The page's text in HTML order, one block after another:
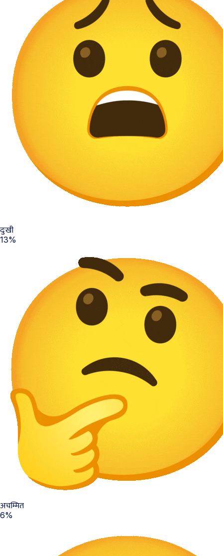
दुःखी
13%
अचम्मित
6%